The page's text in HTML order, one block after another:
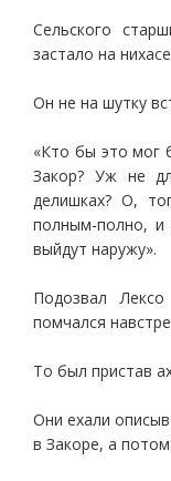
Сельского
застало на
Он не на шутку
«Кто бы это мог
Закор? Уж не
делишках? О,
полным-полно, и
выйдут наружу».
Подозвал
помчался
То был пристав
Они ехали
в Закоре, а